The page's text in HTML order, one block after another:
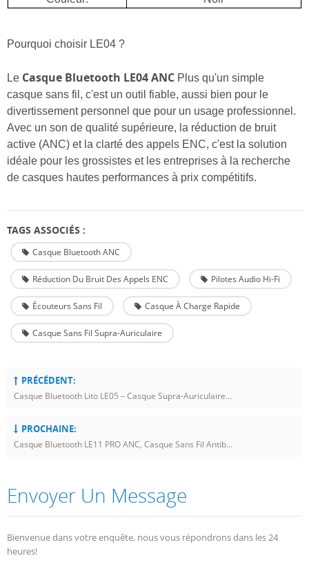
Pourquoi choisir LE04 ?
Le Casque Bluetooth LE04 ANC Plus qu'un simple
casque sans fil, c'est un outil fiable, aussi bien pour le
divertissement personnel que pour un usage professionnel.
Avec un son de qualité supérieure, la réduction de bruit
active (ANC) et la clarté des appels ENC, c'est la solution
idéale pour les grossistes et les entreprises à la recherche
de casques hautes performances à prix compétitifs.
TAGS ASSOCIÉS :
Casque Bluetooth ANC
Réduction Du Bruit Des Appels ENC Pilotes Audio Hi-Fi
Écouteurs Sans Fil Casque À Charge Rapide
Casque Sans Fil Supra-Auriculaire
PRÉCÉDENT:
Casque Bluetooth Lito LE05 – Casque Supra-Auriculaire Sans Fil Avec Son Hi-Fi Et Double Connexion
PROCHAINE:
Casque Bluetooth LE11 PRO ANC, Casque Sans Fil Antibruit Avec Bluetooth 5.4, Audio HiFi, Longue Durée De Vie De La Batterie, OEM ODM, Vente En Gros
Envoyer Un Message
Bienvenue dans votre enquête, nous vous répondrons dans les 24
heures!